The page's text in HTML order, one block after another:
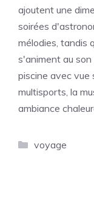
ajoutent une
soirées
mélodies, tandis
s'animent au
piscine avec vue
multisports, la
ambiance
Catégories
voyage